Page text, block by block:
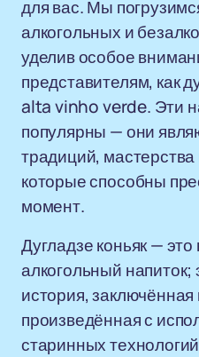
для вас. Мы
алкогольных и
уделив особое
представителям, как
alta vinho verde. Эти
популярны — они
традиций, мастерства
которые способны
момент.
Дугладзе коньяк —
алкогольный
история, заключённая
произведённая с
старинных